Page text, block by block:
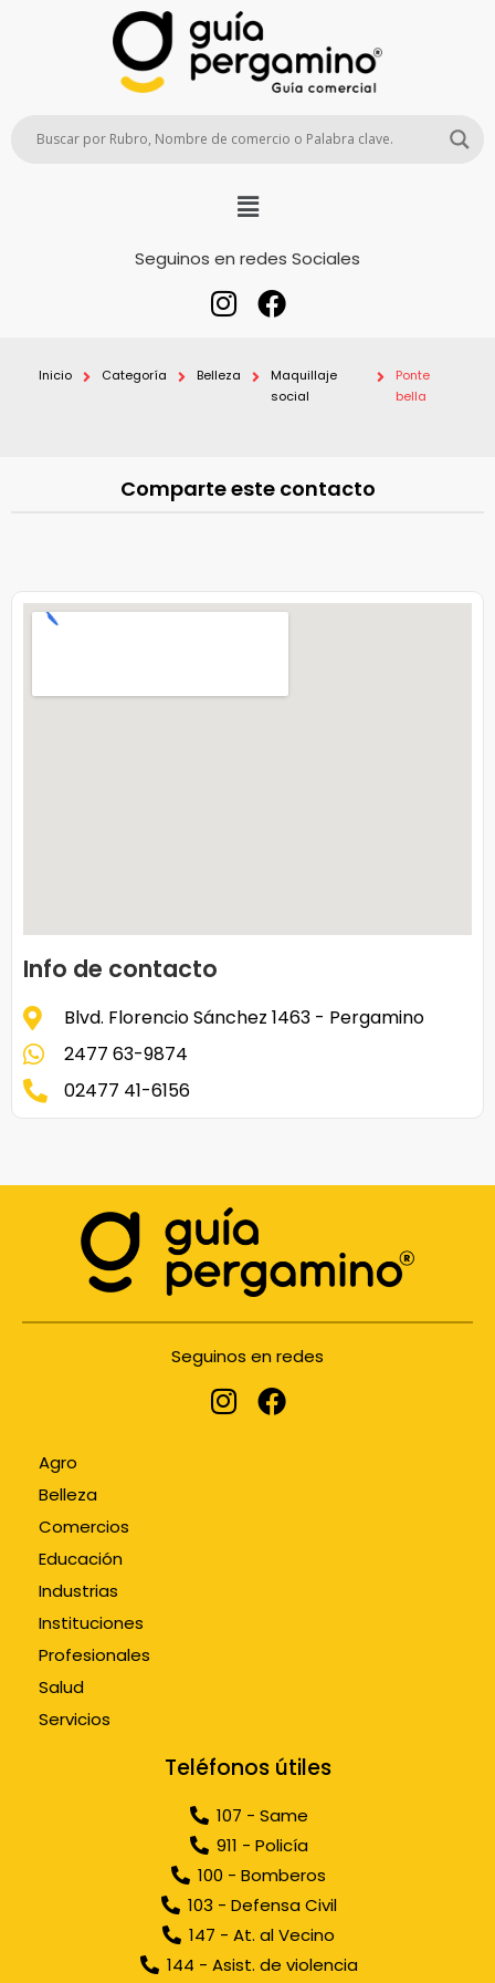
Seguinos en redes Sociales
Inicio Categoría Belleza
Maquillaje
social
Ponte
bella
Comparte este contacto
Info de contacto
Blvd. Florencio Sánchez 1463 - Pergamino
2477 63-9874
02477 41-6156
Seguinos en redes
Agro
Belleza
Comercios
Educación
Industrias
Instituciones
Profesionales
Salud
Servicios
Teléfonos útiles
107 - Same
911 - Policía
100 - Bomberos
103 - Defensa Civil
147 - At. al Vecino
144 - Asist. de violencia